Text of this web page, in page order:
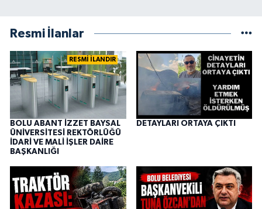
Resmi İlanlar
RESMİ İLANDIR
BOLU ABANT İZZET BAYSAL
ÜNİVERSİTESİ REKTÖRLÜĞÜ
İDARİ VE MALİ İŞLER DAİRE
BAŞKANLIĞI
DETAYLARI ORTAYA ÇIKTI